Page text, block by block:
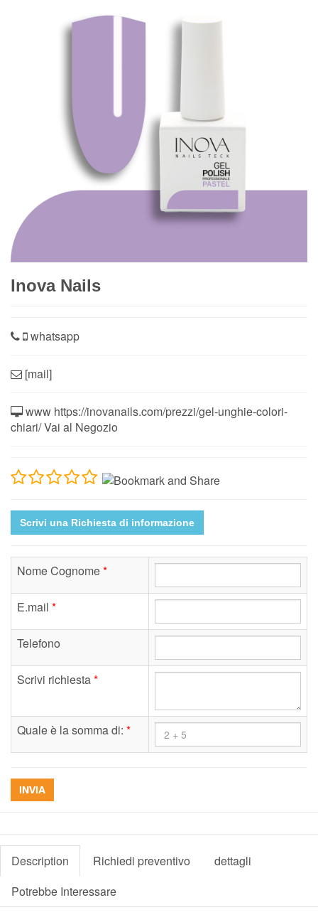
Inova Nails
whatsapp
[mail]
www https://inovanails.com/prezzi/gel-unghie-colori-
chiari/ Vai al Negozio
Scrivi una Richiesta di informazione
Nome Cognome*
E.mail *
Telefono
Scrivi richiesta*
Quale è la somma di: *
INVIA
Description Richiedi preventivo
dettagli
Potrebbe Interessare